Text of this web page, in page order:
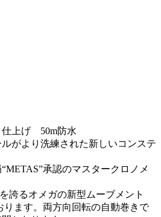
仕上げ 50m防水
がより洗練された新しいコンステ
承認のマスタークロノメ
誇るオメガの新型ムーブメント
ります。両方向回転の自動巻きで